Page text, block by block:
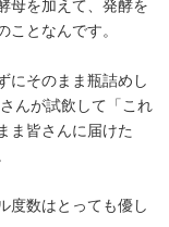
母を加えて、発酵を
となんです。
にそのまま瓶詰めし
んが試飲して「これ
ま皆さんに届けた
度数はとっても優し